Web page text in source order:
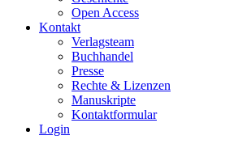
Open Access
Kontakt
Verlagsteam
Buchhandel
Presse
Rechte & Lizenzen
Manuskripte
Kontaktformular
Login